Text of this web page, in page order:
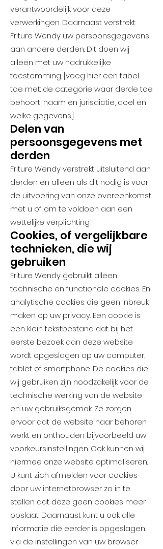
verantwoordelijk voor deze
verwerkingen. Daarnaast verstrekt
Friture Wendy uw persoonsgegevens
aan andere derden. Dit doen wij
alleen met uw nadrukkelijke
toestemming. [voeg hier een tabel
toe met: de categorie waar derde toe
behoort, naam en jurisdictie, doel en
welke gegevens.]
Delen van
persoonsgegevens met
derden
Friture Wendy verstrekt uitsluitend aan
derden en alleen als dit nodig is voor
de uitvoering van onze overeenkomst
met u of om te voldoen aan een
wettelijke verplichting.
Cookies, of vergelijkbare
technieken, die wij
gebruiken
Friture Wendy gebruikt alleen
technische en functionele cookies. En
analytische cookies die geen inbreuk
maken op uw privacy. Een cookie is
een klein tekstbestand dat bij het
eerste bezoek aan deze website
wordt opgeslagen op uw computer,
tablet of smartphone. De cookies die
wij gebruiken zijn noodzakelijk voor de
technische werking van de website
en uw gebruiksgemak. Ze zorgen
ervoor dat de website naar behoren
werkt en onthouden bijvoorbeeld uw
voorkeursinstellingen. Ook kunnen wij
hiermee onze website optimaliseren.
U kunt zich afmelden voor cookies
door uw internetbrowser zo in te
stellen dat deze geen cookies meer
opslaat. Daarnaast kunt u ook alle
informatie die eerder is opgeslagen
via de instellingen van uw browser